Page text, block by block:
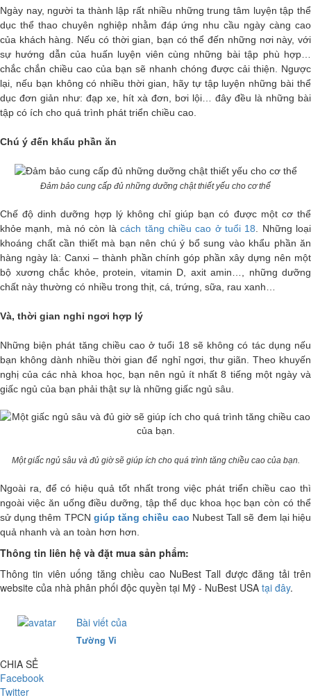
Ngày nay, người ta thành lập rất nhiều những trung tâm luyện tập thể
dục thể thao chuyên nghiệp nhằm đáp ứng nhu cầu ngày càng cao
của khách hàng. Nếu có thời gian, bạn có thể đến những nơi này, với
sự hướng dẫn của huấn luyện viên cùng những bài tập phù hợp…
chắc chắn chiều cao của bạn sẽ nhanh chóng được cải thiện. Ngược
lại, nếu bạn không có nhiều thời gian, hãy tự tập luyện những bài thể
dục đơn giản như: đạp xe, hít xà đơn, bơi lội… đây đều là những bài
tập có ích cho quá trình phát triển chiều cao.
Chú ý đến khẩu phần ăn
Đảm bảo cung cấp đủ những dưỡng chật thiết yếu cho cơ thể
Chế độ dinh dưỡng hợp lý không chỉ giúp bạn có được một cơ thể
khỏe mạnh, mà nó còn làcách tăng chiều cao ở tuổi 18 . Những loại
khoáng chất cần thiết mà bạn nên chú ý bổ sung vào khẩu phần ăn
hàng ngày là: Canxi – thành phần chính góp phần xây dựng nên một
bộ xương chắc khỏe, protein, vitamin D, axit amin…, những dưỡng
chất này thường có nhiều trong thịt, cá, trứng, sữa, rau xanh…
Và, thời gian nghỉ ngơi hợp lý
Những biện phát tăng chiều cao ở tuổi 18 sẽ không có tác dụng nếu
bạn không dành nhiều thời gian để nghỉ ngơi, thư giãn. Theo khuyến
nghị của các nhà khoa học, bạn nên ngủ ít nhất 8 tiếng một ngày và
giấc ngủ của bạn phải thật sự là những giấc ngủ sâu.
Một giấc ngủ sâu và đủ giờ sẽ giúp ích cho quá trình tăng chiều cao của bạn.
Ngoài ra, để có hiệu quả tốt nhất trong việc phát triển chiều cao thì
ngoài việc ăn uống điều dưỡng, tập thể dục khoa học bạn còn có thể
sử dụng thêm TPCN giúp tăng chiều cao Nubest Tall sẽ đem lại hiệu
quả nhanh và an toàn hơn hơn.
Thông tin liên hệ và đặt mua sản phẩm:
Thông tin viên uống tăng chiều cao NuBest Tall được đăng tải trên
website của nhà phân phối độc quyền tại Mỹ - NuBest USA tại đây.
Bài viết của
Tường Vi
CHIA SẺ
Facebook
Twitter